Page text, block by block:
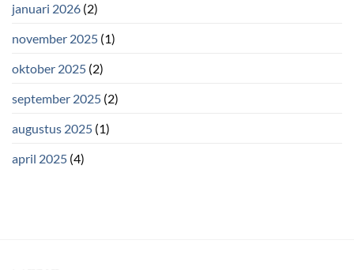
januari 2026 (2)
november 2025 (1)
oktober 2025 (2)
september 2025 (2)
augustus 2025 (1)
april 2025 (4)